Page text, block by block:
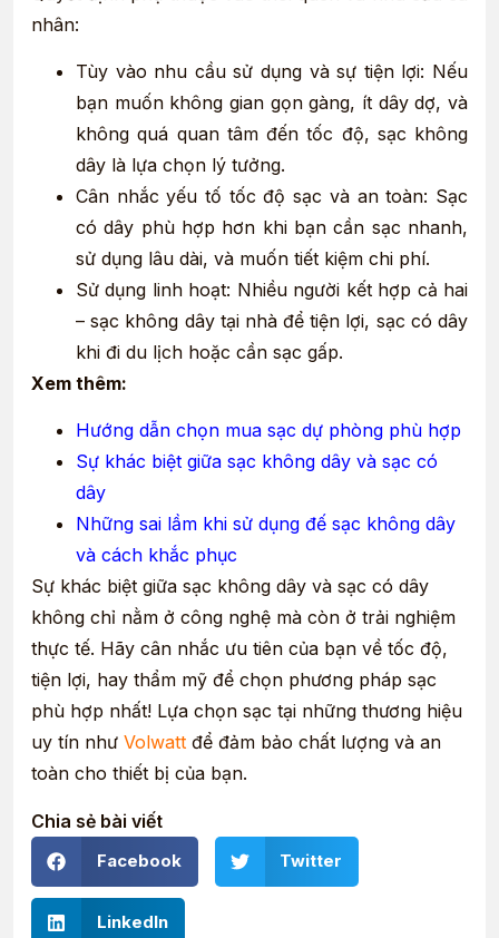
nhân:
Tùy vào nhu cầu sử dụng và sự tiện lợi: Nếu
bạn muốn không gian gọn gàng, ít dây dợ, và
không quá quan tâm đến tốc độ, sạc không
dây là lựa chọn lý tưởng.
Cân nhắc yếu tố tốc độ sạc và an toàn: Sạc
có dây phù hợp hơn khi bạn cần sạc nhanh,
sử dụng lâu dài, và muốn tiết kiệm chi phí.
Sử dụng linh hoạt: Nhiều người kết hợp cả hai
– sạc không dây tại nhà để tiện lợi, sạc có dây
khi đi du lịch hoặc cần sạc gấp.
Xem thêm:
Hướng dẫn chọn mua sạc dự phòng phù hợp
Sự khác biệt giữa sạc không dây và sạc có
dây
Những sai lầm khi sử dụng đế sạc không dây
và cách khắc phục
Sự khác biệt giữa sạc không dây và sạc có dây
không chỉ nằm ở công nghệ mà còn ở trải nghiệm
thực tế. Hãy cân nhắc ưu tiên của bạn về tốc độ,
tiện lợi, hay thẩm mỹ để chọn phương pháp sạc
phù hợp nhất! Lựa chọn sạc tại những thương hiệu
uy tín như Volwatt để đảm bảo chất lượng và an
toàn cho thiết bị của bạn.
Chia sẻ bài viết
Facebook Twitter
LinkedIn